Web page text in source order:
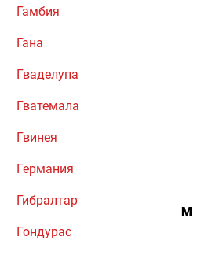
Гамбия
Гана
Гваделупа
Гватемала
Гвинея
Германия
Гибралтар
Гондурас
М